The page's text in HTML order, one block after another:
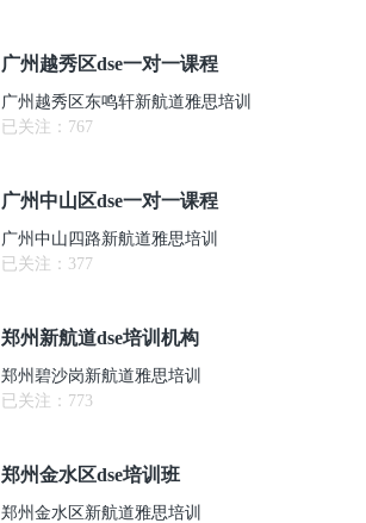
广州越秀区dse一对一课程
广州越秀区东鸣轩新航道雅思培训
已关注： 767
广州中山区dse一对一课程
广州中山四路新航道雅思培训
已关注： 377
郑州新航道dse培训机构
郑州碧沙岗新航道雅思培训
已关注： 773
郑州金水区dse培训班
郑州金水区新航道雅思培训